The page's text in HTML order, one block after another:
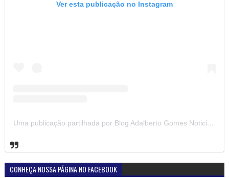
Ver esta publicação no Instagram
Uma publicação partilhada por Blog Adalberto Gomes Noticias (@blogadalbertogomesnoticiass)
CONHEÇA NOSSA PÁGINA NO FACEBOOK